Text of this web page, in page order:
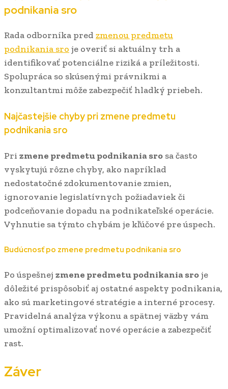
podnikania sro
Rada odborníka pred zmenou predmetu
podnikania sro je overiť si aktuálny trh a
identifikovať potenciálne riziká a príležitosti.
Spolupráca so skúsenými právnikmi a
konzultantmi môže zabezpečiť hladký priebeh.
Najčastejšie chyby pri zmene predmetu
podnikania sro
Pri zmene predmetu podnikania sro sa často
vyskytujú rôzne chyby, ako napríklad
nedostatočné zdokumentovanie zmien,
ignorovanie legislatívnych požiadaviek či
podceňovanie dopadu na podnikateľské operácie.
Vyhnutie sa týmto chybám je kľúčové pre úspech.
Budúcnosť po zmene predmetu podnikania sro
Po úspešnej zmene predmetu podnikania sroje
dôležité prispôsobiť aj ostatné aspekty podnikania,
ako sú marketingové stratégie a interné procesy.
Pravidelná analýza výkonu a spätnej väzby vám
umožní optimalizovať nové operácie a zabezpečiť
rast.
Záver